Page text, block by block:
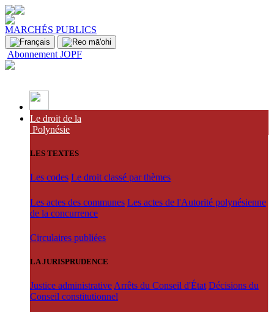
MARCHÉS PUBLICS
Abonnement JOPF
Le droit de la
Polynésie
LES TEXTES
Les codes Le droit classé par thèmes
Les actes des communes Les actes de l'Autorité polynésienne
de la concurrence
Circulaires publiées
LA JURISPRUDENCE
Justice administrative Arrêts du Conseil d'État Décisions du
Conseil constitutionnel